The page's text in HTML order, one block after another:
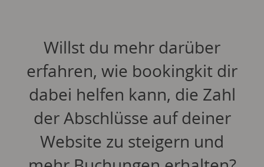
Willst du mehr darüber
erfahren, wie bookingkit dir
dabei helfen kann, die Zahl
der Abschlüsse auf deiner
Website zu steigern und